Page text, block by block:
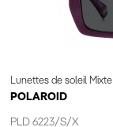
Lunettes de soleil Mixte
POLAROID
PLD 6223/S/X